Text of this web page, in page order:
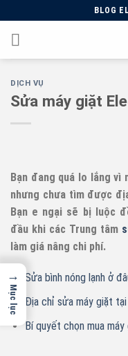
to
content
BLOG
DỊCH VỤ
Sửa máy giặt
Bạn đang quá lo lắng vì
nhưng chưa tìm được
Bạn e ngại sẽ bị luộc
đầu khi các Trung tâm
làm giá nâng chi phí.
Sửa bình nóng lạnh ở
Địa chỉ sửa máy giặt tại
Bí quyết chọn mua
→
Mục lục